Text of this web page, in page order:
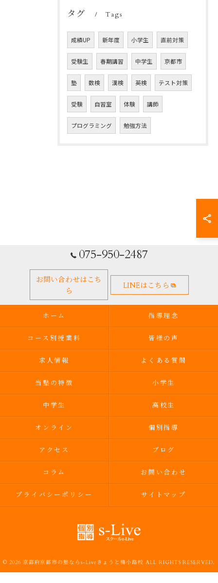
タグ Tags
成績UP 新年度 小学生 直前対策
受験生 春期講習 中学生 京都市
塾 数検 漢検 英検 テスト対策
受験 自習室 体験 講師
プログラミング 勉強方法
075-950-2487
お問い合わせはこち
ら
LINEはこちら
ホーム 指導理念
コース別授業料 皆様の声
求人情報 よくある質問
当塾の特徴 小学生
中学生 高校生
オンライン 個別指導
アクセス ブログ
コラム お問い合わせ
プライバシーポリシー サイトマップ
© 2026 京都府京都市の塾ならs-Liveきょうと梅小路校 ALL RIGHTS RESERVED.